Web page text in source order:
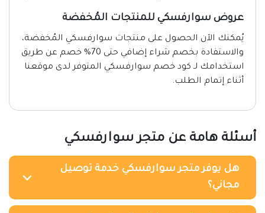
عروض سوارفسكي للمنتجات المُخفضة
يُمكنك الآن الحصول على منتجات سوارفسكي المُخفضة،
والاستفادة بخصم شراء إضافي حتى 70% خصم عن طريق
استخدامك لـ كود خصم سوارفسكي المتوفر لدى موقعنا
أثناء إتمام الطلب.
أسئلة هامة عن متجر سوارفسكي
هل يوفر متجر سوارفسكي خدمة توصيل
مجاني؟